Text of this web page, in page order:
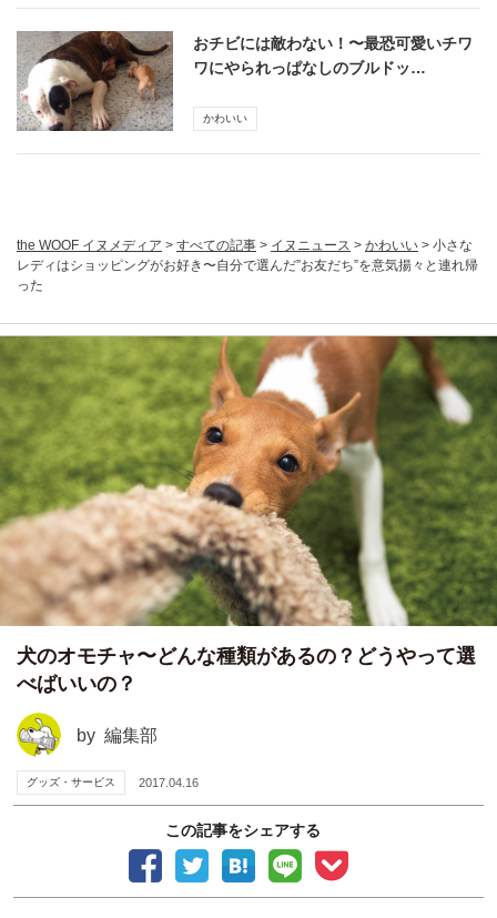
おチビには敵わない！〜最恐可愛いチワ
ワにやられっぱなしのブルドッ…
かわいい
the WOOF イヌメディア > すべての記事 > イヌニュース > かわいい > 小さな
レディはショッピングがお好き〜自分で選んだ”お友だち”を意気揚々と連れ帰
った
犬のオモチャ〜どんな種類があるの？どうやって選
べばいいの？
by 編集部
グッズ・サービス 2017.04.16
この記事をシェアする